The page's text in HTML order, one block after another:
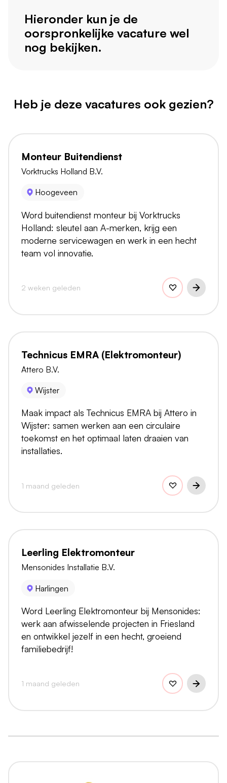
Hieronder kun je de
oorspronkelijke vacature wel
nog bekijken.
Heb je deze vacatures ook gezien?
Monteur Buitendienst
Vorktrucks Holland B.V.
Hoogeveen
Word buitendienst monteur bij Vorktrucks
Holland: sleutel aan A-merken, krijg een
moderne servicewagen en werk in een hecht
team vol innovatie.
2 weken geleden
Technicus EMRA (Elektromonteur)
Attero B.V.
Wijster
Maak impact als Technicus EMRA bij Attero in
Wijster: samen werken aan een circulaire
toekomst en het optimaal laten draaien van
installaties.
1 maand geleden
Leerling Elektromonteur
Mensonides Installatie B.V.
Harlingen
Word Leerling Elektromonteur bij Mensonides:
werk aan afwisselende projecten in Friesland
en ontwikkel jezelf in een hecht, groeiend
familiebedrijf!
1 maand geleden